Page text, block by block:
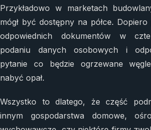
Przykładowo w marketach
mógł być dostępny na półce. Dopiero
odpowiednich dokumentów w
podaniu danych osobowych i
pytanie co będzie ogrzewane
nabyć opał.
Wszystko to dlatego, że część
innym gospodarstwa domowe,